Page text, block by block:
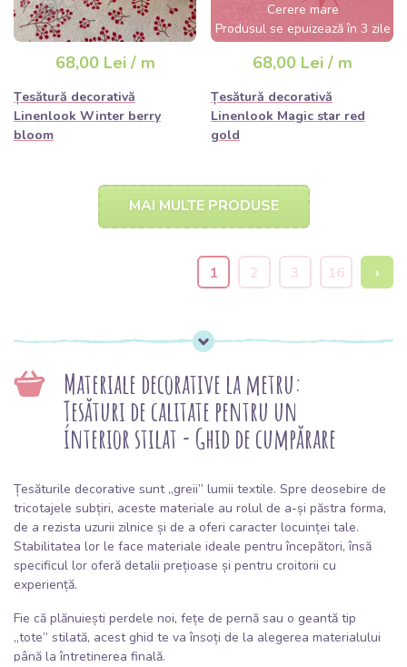
68,00 Lei / m
Țesătură decorativă
Linenlook Winter berry
bloom
Cerere mare
Produsul se epuizează în 3 zile
68,00 Lei / m
Țesătură decorativă
Linenlook Magic star red
gold
MAI MULTE PRODUSE
1 2 3 16 ›
Materiale decorative la metru:
Țesături de calitate pentru un
interior stilat - Ghid de cumpărare
Țesăturile decorative sunt „greii” lumii textile. Spre deosebire de
tricotajele subțiri, aceste materiale au rolul de a-și păstra forma,
de a rezista uzurii zilnice și de a oferi caracter locuinței tale.
Stabilitatea lor le face materiale ideale pentru începători, însă
specificul lor oferă detalii prețioase și pentru croitorii cu
experiență.
Fie că plănuiești perdele noi, fețe de pernă sau o geantă tip
„tote” stilată, acest ghid te va însoți de la alegerea materialului
până la întreținerea finală.